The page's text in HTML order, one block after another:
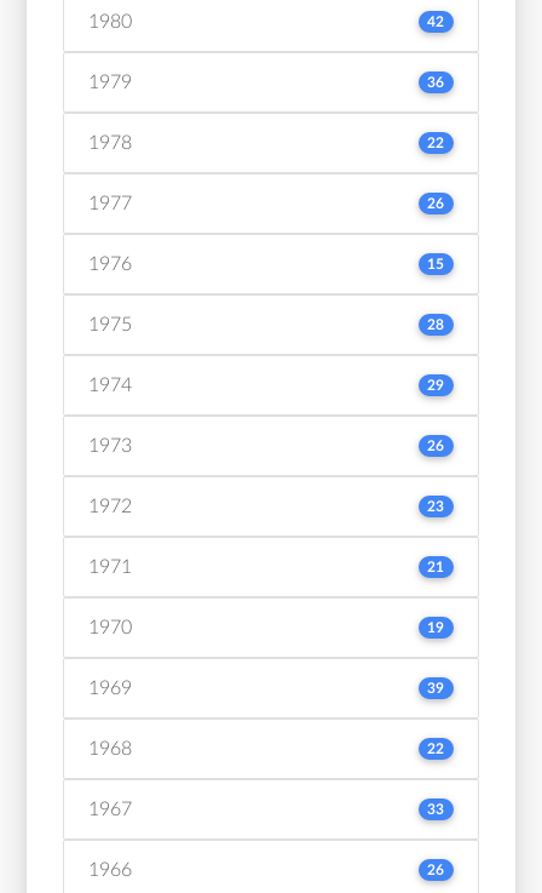
1980 42
1979 36
1978 22
1977 26
1976 15
1975 28
1974 29
1973 26
1972 23
1971 21
1970 19
1969 39
1968 22
1967 33
1966 26